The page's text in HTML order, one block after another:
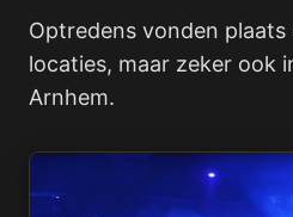
Optredens vonden
locaties, maar zeker ook
Arnhem.